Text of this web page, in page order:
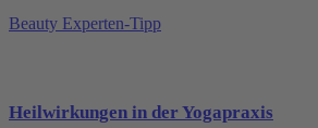
Beauty Experten-Tipp
Heilwirkungen in der Yogapraxis